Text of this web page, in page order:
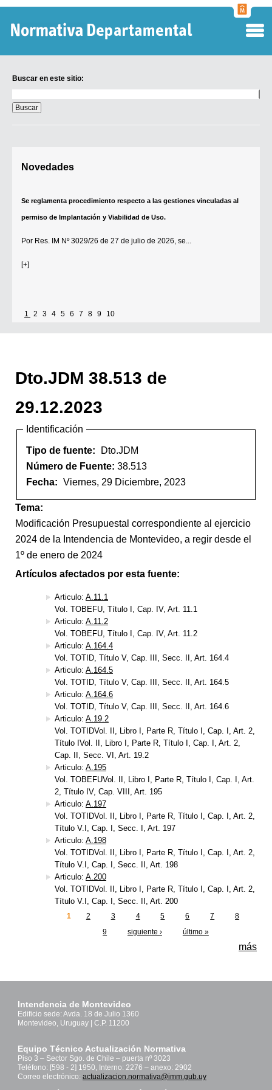
Buscar en este sitio:
en
este
sitio:
Novedades
Se reglamenta procedimiento respecto a las gestiones vinculadas al
permiso de Implantación y Viabilidad de Uso.
Por Res. IM Nº 3029/26 de 27 de julio de 2026, se...
[+]
1 2 3 4 5 6 7 8 9 10
Dto.JDM 38.513 de
29.12.2023
Identificación
Tipo de fuente:
Dto.JDM
Número de Fuente: 38.513
Fecha: Viernes, 29 Diciembre, 2023
Tema:
Modificación Presupuestal correspondiente al ejercicio
2024 de la Intendencia de Montevideo, a regir desde el
1º de enero de 2024
Artículos afectados por esta fuente:
Articulo: A.11.1
Vol. TOBEFU, Título I, Cap. IV, Art. 11.1
Articulo: A.11.2
Vol. TOBEFU, Título I, Cap. IV, Art. 11.2
Articulo: A.164.4
Vol. TOTID, Título V, Cap. III, Secc. II, Art. 164.4
Articulo: A.164.5
Vol. TOTID, Título V, Cap. III, Secc. II, Art. 164.5
Articulo: A.164.6
Vol. TOTID, Título V, Cap. III, Secc. II, Art. 164.6
Articulo: A.19.2
Vol. TOTIDVol. II, Libro I, Parte R, Título I, Cap. I, Art. 2,
Título IVol. II, Libro I, Parte R, Título I, Cap. I, Art. 2,
Cap. II, Secc. VI, Art. 19.2
Articulo: A.195
Vol. TOBEFUVol. II, Libro I, Parte R, Título I, Cap. I, Art.
2, Título IV, Cap. VIII, Art. 195
Articulo: A.197
Vol. TOTIDVol. II, Libro I, Parte R, Título I, Cap. I, Art. 2,
Título V.I, Cap. I, Secc. I, Art. 197
Articulo: A.198
Vol. TOTIDVol. II, Libro I, Parte R, Título I, Cap. I, Art. 2,
Título V.I, Cap. I, Secc. II, Art. 198
Articulo: A.200
Vol. TOTIDVol. II, Libro I, Parte R, Título I, Cap. I, Art. 2,
Título V.I, Cap. I, Secc. II, Art. 200
1 2 3 4 5 6 7
8
9
siguiente › último »
más
Intendencia de Montevideo
Edificio sede: Avda. 18 de Julio 1360
Montevideo, Uruguay | C.P. 11200
Equipo Técnico Actualización Normativa
Piso 3 – Sector Sgo. de Chile – puerta nº 3023
Teléfono: [598 - 2] 1950, Interno: 2276 – anexo: 2902
Correo electrónico: actualizacion.normativa@imm.gub.uy